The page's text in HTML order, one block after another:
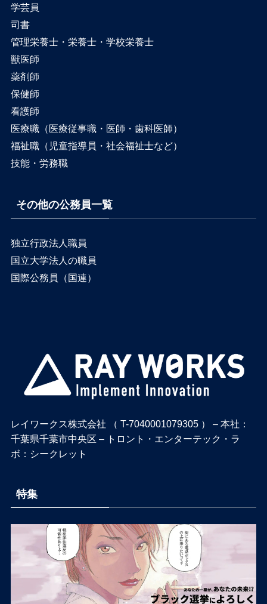
学芸員
司書
管理栄養士・栄養士・学校栄養士
獣医師
薬剤師
保健師
看護師
医療職（医療従事職・医師・歯科医師）
福祉職（児童指導員・社会福祉士など）
技能・労務職
その他の公務員一覧
独立行政法人職員
国立大学法人の職員
国際公務員（国連）
レイワークス株式会社 （ T-7040001079305 ） – 本社：
千葉県千葉市中央区 – トロント・エンターテック・ラ
ボ：シークレット
特集